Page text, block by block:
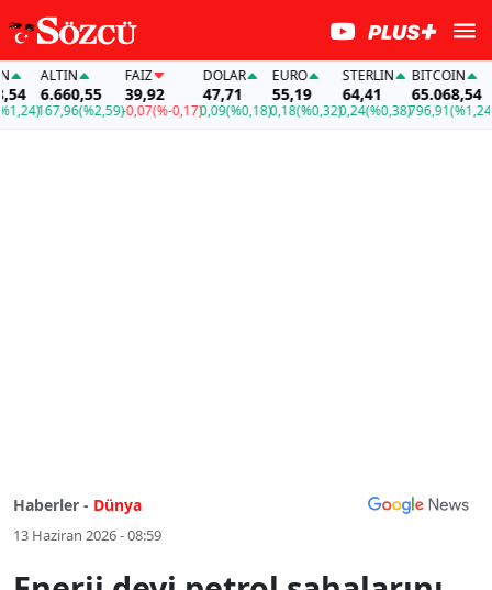
ALTIN
6.660,55
167,96(%2,59)
FAİZ
39,92
-0,07(%-0,17)
DOLAR
47,71
0,09(%0,18)
EURO
55,19
0,18(%0,32)
STERLIN
64,41
0,24(%0,38)
BITCOIN
65.068,54
796,91(%1,24)
Haberler - Dünya
13 Haziran 2026 - 08:59